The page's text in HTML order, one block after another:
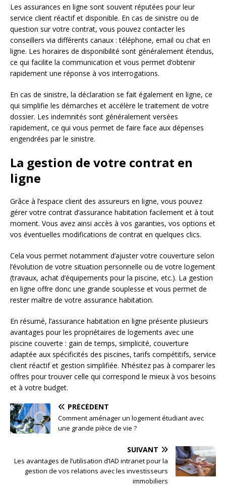
Les assurances en ligne sont souvent réputées pour leur
service client réactif et disponible. En cas de sinistre ou de
question sur votre contrat, vous pouvez contacter les
conseillers via différents canaux : téléphone, email ou chat en
ligne. Les horaires de disponibilité sont généralement étendus,
ce qui facilite la communication et vous permet d’obtenir
rapidement une réponse à vos interrogations.
En cas de sinistre, la déclaration se fait également en ligne, ce
qui simplifie les démarches et accélère le traitement de votre
dossier. Les indemnités sont généralement versées
rapidement, ce qui vous permet de faire face aux dépenses
engendrées par le sinistre.
La gestion de votre contrat en
ligne
Grâce à l’espace client des assureurs en ligne, vous pouvez
gérer votre contrat d’assurance habitation facilement et à tout
moment. Vous avez ainsi accès à vos garanties, vos options et
vos éventuelles modifications de contrat en quelques clics.
Cela vous permet notamment d’ajuster votre couverture selon
l’évolution de votre situation personnelle ou de votre logement
(travaux, achat d’équipements pour la piscine, etc.). La gestion
en ligne offre donc une grande souplesse et vous permet de
rester maître de votre assurance habitation.
En résumé, l’assurance habitation en ligne présente plusieurs
avantages pour les propriétaires de logements avec une
piscine couverte : gain de temps, simplicité, couverture
adaptée aux spécificités des piscines, tarifs compétitifs, service
client réactif et gestion simplifiée. N’hésitez pas à comparer les
offres pour trouver celle qui correspond le mieux à vos besoins
et à votre budget.
PRÉCÉDENT
Comment aménager un logement étudiant avec
une grande pièce de vie ?
SUIVANT
Les avantages de l’utilisation d’IAD intranet pour la
gestion de vos relations avec les investisseurs
immobiliers